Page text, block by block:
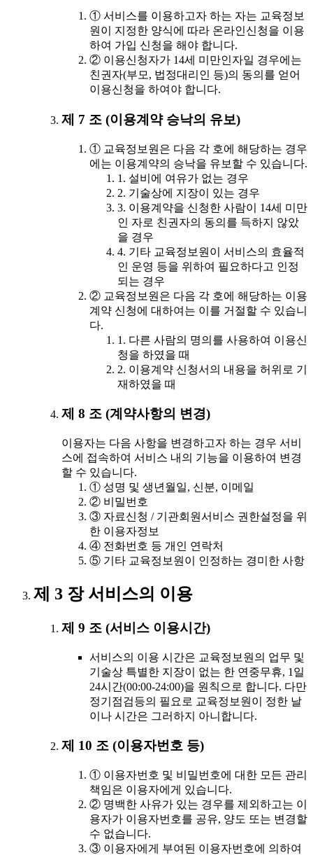
① 서비스를 이용하고자 하는 자는 교육정보
원이 지정한 양식에 따라 온라인신청을 이용
하여 가입 신청을 해야 합니다.
② 이용신청자가 14세 미만인자일 경우에는
친권자(부모, 법정대리인 등)의 동의를 얻어
이용신청을 하여야 합니다.
제 7 조 (이용계약 승낙의 유보)
① 교육정보원은 다음 각 호에 해당하는 경우
에는 이용계약의 승낙을 유보할 수 있습니다.
1. 설비에 여유가 없는 경우
2. 기술상에 지장이 있는 경우
3. 이용계약을 신청한 사람이 14세 미만
인 자로 친권자의 동의를 득하지 않았
을 경우
4. 기타 교육정보원이 서비스의 효율적
인 운영 등을 위하여 필요하다고 인정
되는 경우
② 교육정보원은 다음 각 호에 해당하는 이용
계약 신청에 대하여는 이를 거절할 수 있습니
다.
1. 다른 사람의 명의를 사용하여 이용신
청을 하였을 때
2. 이용계약 신청서의 내용을 허위로 기
재하였을 때
제 8 조 (계약사항의 변경)
이용자는 다음 사항을 변경하고자 하는 경우 서비
스에 접속하여 서비스 내의 기능을 이용하여 변경
할 수 있습니다.
① 성명 및 생년월일, 신분, 이메일
② 비밀번호
③ 자료신청 / 기관회원서비스 권한설정을 위
한 이용자정보
④ 전화번호 등 개인 연락처
⑤ 기타 교육정보원이 인정하는 경미한 사항
제 3 장 서비스의 이용
제 9 조 (서비스 이용시간)
서비스의 이용 시간은 교육정보원의 업무 및
기술상 특별한 지장이 없는 한 연중무휴, 1일
24시간(00:00-24:00)을 원칙으로 합니다. 다만
정기점검등의 필요로 교육정보원이 정한 날
이나 시간은 그러하지 아니합니다.
제 10 조 (이용자번호 등)
① 이용자번호 및 비밀번호에 대한 모든 관리
책임은 이용자에게 있습니다.
② 명백한 사유가 있는 경우를 제외하고는 이
용자가 이용자번호를 공유, 양도 또는 변경할
수 없습니다.
③ 이용자에게 부여된 이용자번호에 의하여